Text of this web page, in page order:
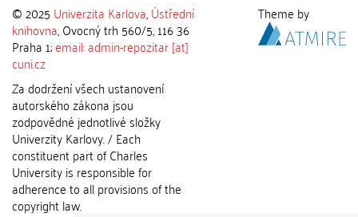
© 2025 Univerzita Karlova,Ústřední
knihovna, Ovocný trh 560/5, 116 36
Praha 1;email: admin-repozitar [at]
cuni.cz
Za dodržení všech ustanovení
autorského zákona jsou
zodpovědné jednotlivé složky
Univerzity Karlovy. / Each
constituent part of Charles
University is responsible for
adherence to all provisions of the
copyright law.
Theme by